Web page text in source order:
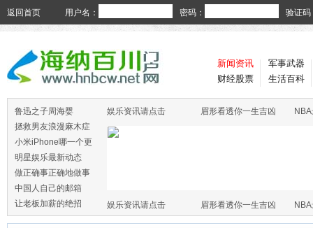
返回首页 用户名： 密码： 验证码
新闻资讯
财经股票
军事武器
生活百科
鲁迅之子周海婴
拯救男友浪漫麻木症
小米iPhone哪一个更
火
明星娱乐最新动态
做正确事正确地做事
中国人自己的邮箱
让老板加薪的绝招
娱乐资讯请点击 眉形看透你一生吉凶
娱乐资讯请点击 眉形看透你一生吉凶